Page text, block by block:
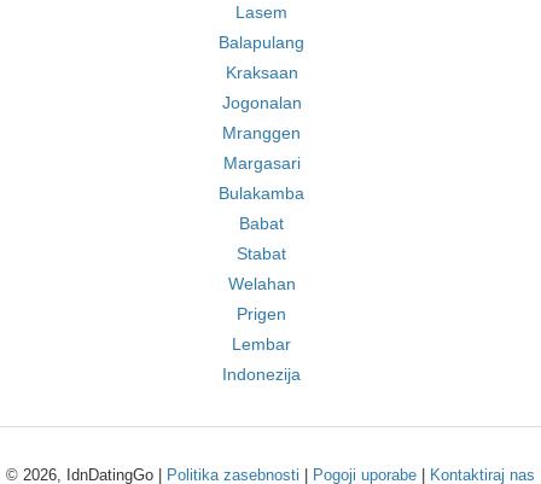
Lasem
Balapulang
Kraksaan
Jogonalan
Mranggen
Margasari
Bulakamba
Babat
Stabat
Welahan
Prigen
Lembar
Indonezija
© 2026, IdnDatingGo | Politika zasebnosti Pogoji uporabe Kontaktiraj nas